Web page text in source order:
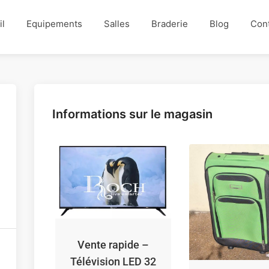
Equipements Salles Braderie Blog
Informations sur le magasin
Vente rapide –
Télévision LED 32